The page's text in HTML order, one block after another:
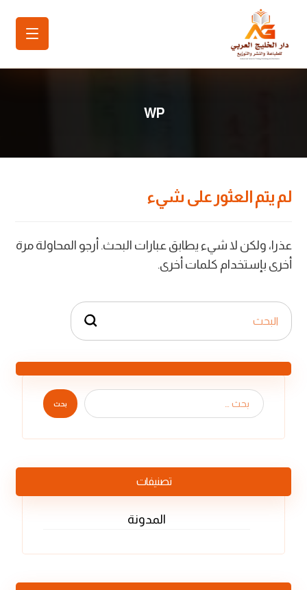
WP
لم يتم العثور على شيء
عذرا، ولكن لا شيء يطابق عبارات البحث. أرجو المحاولة مرة
أخرى بإستخدام كلمات أخرى.
بحث
تصنيفات
المدونة